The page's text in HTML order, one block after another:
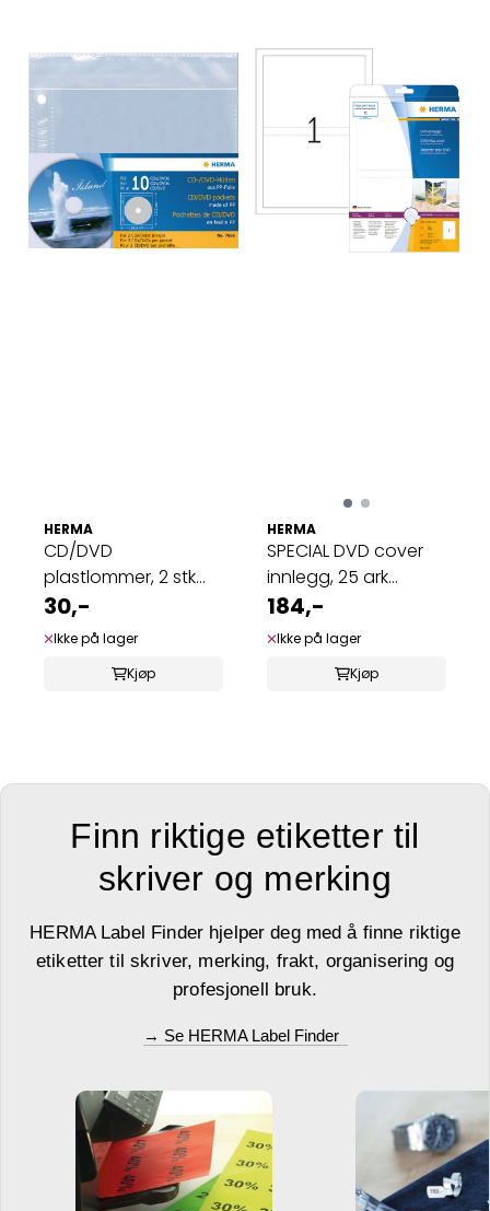
HERMA
CD/DVD
plastlommer, 2 stk
per lomme, 145x135
mm, ...
30,-
Ikke på lager
Kjøp
HERMA
SPECIAL DVD cover
innlegg, 25 ark
273x183 (25 ...
184,-
Ikke på lager
Kjøp
Finn riktige etiketter til
skriver og merking
HERMA Label Finder hjelper deg med å finne riktige
etiketter til skriver, merking, frakt, organisering og
profesjonell bruk.
→ Se HERMA Label Finder